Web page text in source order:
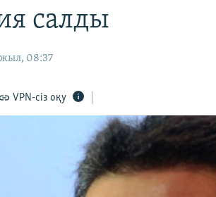
салды
08:37
VPN-сіз оқу